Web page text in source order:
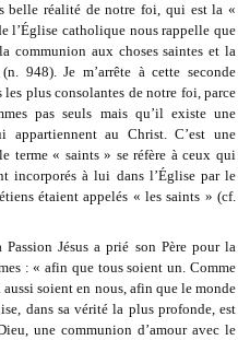
belle réalité de notre foi, qui est la «
l’Église catholique nous rappelle que
communion aux choses saintes et la
948). Je m’arrête à cette seconde
plus consolantes de notre foi, parce
pas seuls mais qu’il existe une
au Christ. C’est une
terme « saints » se réfère à ceux qui
incorporés à lui dans l’Église par le
étaient appelés « les saints » (cf.
Jésus a prié son Père pour la
: « afin que tous soient un. Comme
soient en nous, afin que le monde
dans sa vérité la plus profonde, est
une communion d’amour avec le